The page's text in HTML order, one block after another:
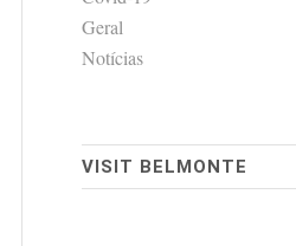
Geral
Notícias
VISIT BELMONTE